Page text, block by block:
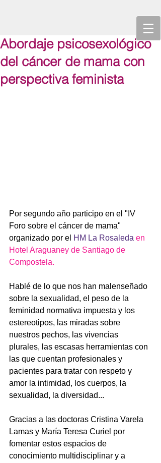
Abordaje psicosexológico
del cáncer de mama con
perspectiva feminista
Por segundo año participo en el "IV
Foro sobre el cáncer de mama"
organizado por el HM La Rosaleda en
Hotel Araguaney de Santiago de
Compostela.
Hablé de lo que nos han malenseñado
sobre la sexualidad, el peso de la
feminidad normativa impuesta y los
estereotipos, las miradas sobre
nuestros pechos, las vivencias
plurales, las escasas herramientas con
las que cuentan profesionales y
pacientes para tratar con respeto y
amor la intimidad, los cuerpos, la
sexualidad, la diversidad...
Gracias a las doctoras Cristina Varela
Lamas y María Teresa Curiel por
fomentar estos espacios de
conocimiento multidisciplinar y a